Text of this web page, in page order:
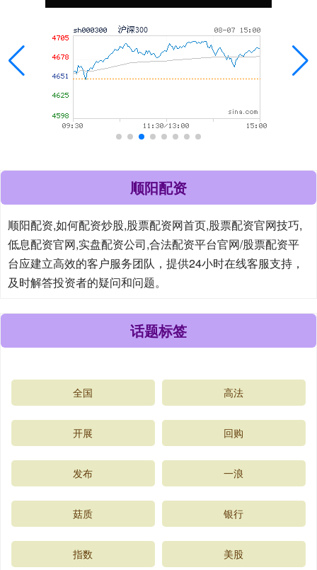
顺阳配资
顺阳配资,如何配资炒股,股票配资网首页,股票配资官网技巧,
低息配资官网,实盘配资公司,合法配资平台官网/股票配资平
台应建立高效的客户服务团队，提供24小时在线客服支持，
及时解答投资者的疑问和问题。
话题标签
全国 高法
开展 回购
发布 一浪
菇质 银行
指数 美股